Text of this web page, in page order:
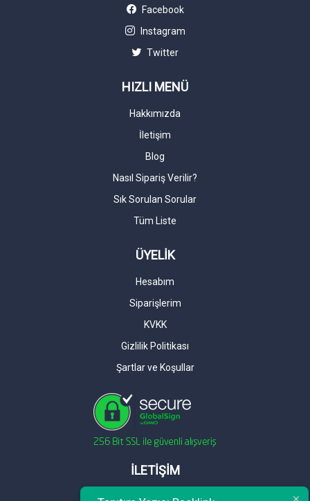
Facebook
Instagram
Twitter
HIZLI MENÜ
Hakkımızda
İletişim
Blog
Nasıl Sipariş Verilir?
Sık Sorulan Sorular
Tüm Liste
ÜYELİK
Hesabım
Siparişlerim
KVKK
Gizlilik Politikası
Şartlar ve Koşullar
İLETİŞİM
Telefon : 0 212 461 75 87